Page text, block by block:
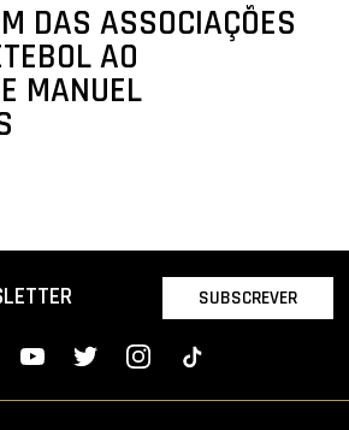
DAS ASSOCIAÇÕES
AO
MANUEL
SUBSCREVER